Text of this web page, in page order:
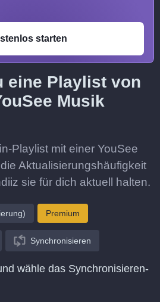
starten
eine Playlist von
Musik
Playlist mit einer YouSee
Aktualisierungshäufigkeit
sie für dich aktuell halten.
Premium
Synchronisieren
wähle das Synchronisieren-